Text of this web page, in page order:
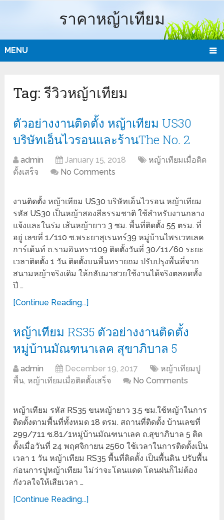
ราคาหญ้าเทียม
MENU
Tag:รีวิวหญ้าเทียม
ตัวอย่างงานติดตั้ง หญ้าเทียม US30
บริษัทเอ็นไวรอนและร้านThe No. 2
admin January 15, 2018
หญ้าเทียมเมื่อติด
ตั้งเสร็จ
No Comments
งานติดตั้ง หญ้าเทียม US30 บริษัทเอ็นไวรอน หญ้าเทียม
รหัส US30 เป็นหญ้าสองสีธรรมชาติ ใช้สำหรับงานกลาง
แจ้งและในร่ม เส้นหญ้ายาว 3 ซม. พื้นที่ติดตั้ง 55 ตรม. ที่
อยู่ เลขที่ 1/110 ซ.พระยาสุเรนทร์39 หมู่บ้านไพรเวทเลค
การ์เด้นท์ ถ.รามอินทรา109 ติดตั้งวันที่ 30/11/60 ระยะ
เวลาติดตั้ง 1 วัน ติดตั้งบนพื้นทรายถม ปรับปรุงพื้นที่จาก
สนามหญ้าจริงเดิม ให้กลับมาสวยใช้งานได้จริงตลอดทั้ง
ปี …
[Continue Reading...]
หญ้าเทียม RS35 ตัวอย่างงานติดตั้ง
หมู่บ้านมัณฑนาเลค สุขาภิบาล 5
admin December 19, 2017
หญ้าเทียมปู
พื้น, หญ้าเทียมเมื่อติดตั้งเสร็จ No Comments
หญ้าเทียม รหัส RS35 ขนหญ้ายาว 3.5 ซม.ใช้หญ้าในการ
ติดตั้งตามพื้นที่ทั้งหมด 18 ตรม. สถานที่ติดตั้ง บ้านเลขที่
299/711 ซ.81/1หมู่บ้านมัณฑนาเลค ถ.สุขาภิบาล 5 ติด
ตั้งเมื่อวันที่ 24 พฤศจิกายน 2560 ใช้เวลาในการติดตั้งเป็น
เวลา 1 วัน หญ้าเทียม RS35 พื้นที่ติดตั้ง เป็นพื้นดิน ปรับพื้น
ก่อนการปูหญ้าเทียม ไม่ว่าจะโดนแดด โดนฝนก็ไม่ต้อง
กังวลใจให้เสียเวลา …
[Continue Reading...]